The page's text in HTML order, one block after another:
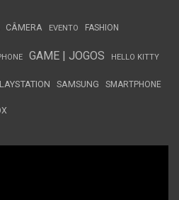
CÂMERA EVENTO FASHION
GAME | JOGOS HELLO KITTY
SAMSUNG SMARTPHONE